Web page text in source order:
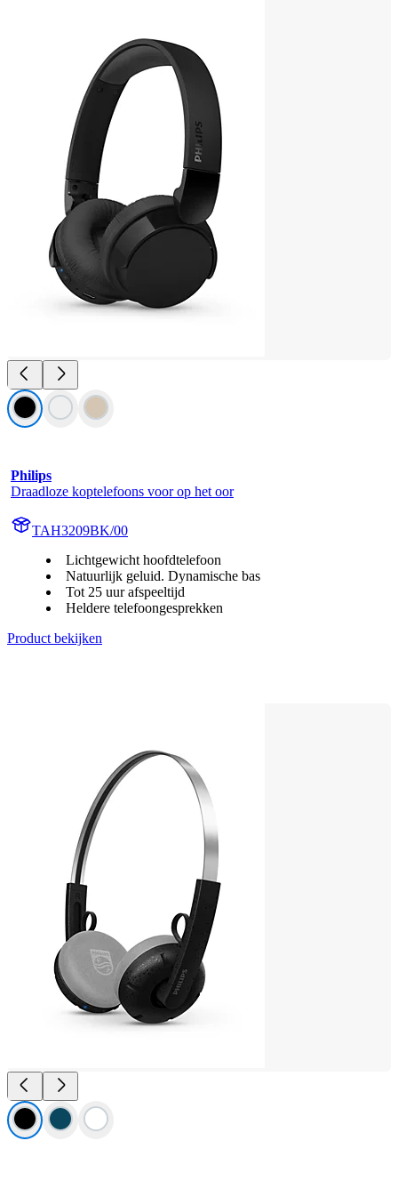
Philips
Draadloze koptelefoons voor op het oor
TAH3209BK/00
Lichtgewicht hoofdtelefoon
Natuurlijk geluid. Dynamische bas
Tot 25 uur afspeeltijd
Heldere telefoongesprekken
Product bekijken